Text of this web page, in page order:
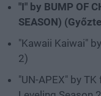
"I" by BUMP OF
SEASON)
"Kawaii Kaiwai"
2)
"UN-APEX" by